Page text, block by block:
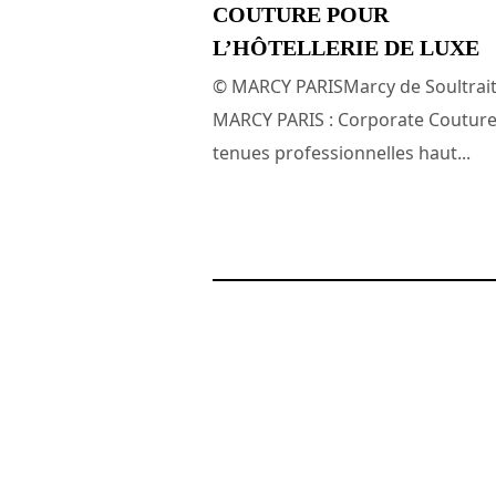
COUTURE POUR
L’HÔTELLERIE DE LUXE
© MARCY PARISMarcy de
MARCY PARIS : Corporate
tenues professionnelles haut...